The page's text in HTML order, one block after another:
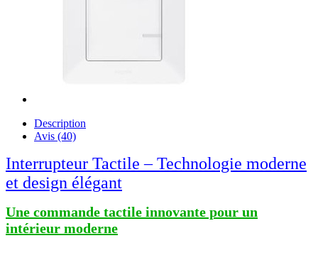
Description
Avis (40)
Interrupteur Tactile – Technologie moderne
et design élégant
Une commande tactile innovante pour un
intérieur moderne